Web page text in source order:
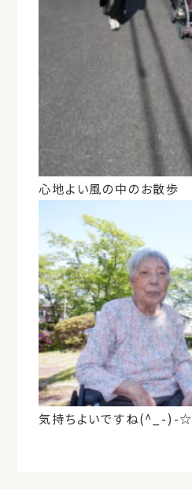
心地よい風の中のお散歩
気持ちよいですね(^_-)-☆